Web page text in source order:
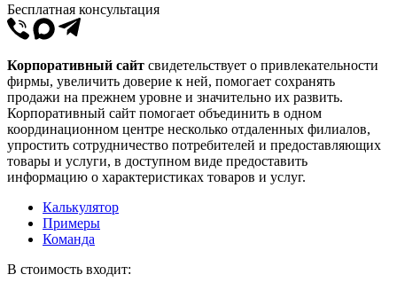
Бесплатная консультация
Корпоративный сайт свидетельствует о привлекательности
фирмы, увеличить доверие к ней, помогает сохранять
продажи на прежнем уровне и значительно их развить.
Корпоративный сайт помогает объединить в одном
координационном центре несколько отдаленных филиалов,
упростить сотрудничество потребителей и предоставляющих
товары и услуги, в доступном виде предоставить
информацию о характеристиках товаров и услуг.
Калькулятор
Примеры
Команда
В стоимость входит: